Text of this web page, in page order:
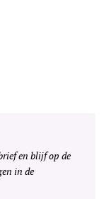
en blijf op de
in de